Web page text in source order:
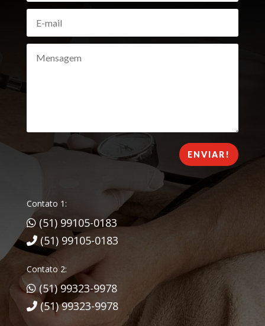
ENVIAR!
Contato 1:
(51) 99105-0183
(51) 99105-0183
Contato 2:
(51) 99323-9978
(51) 99323-9978